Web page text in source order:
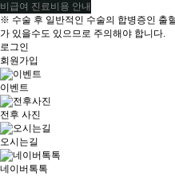
비급여 진료비용 안내
※ 수술 후 일반적인 수술의 합병증인 출
가 있을수도 있으므로 주의해야 합니다.
로그인
회원가입
이벤트
전후 사진
오시는길
네이버톡톡